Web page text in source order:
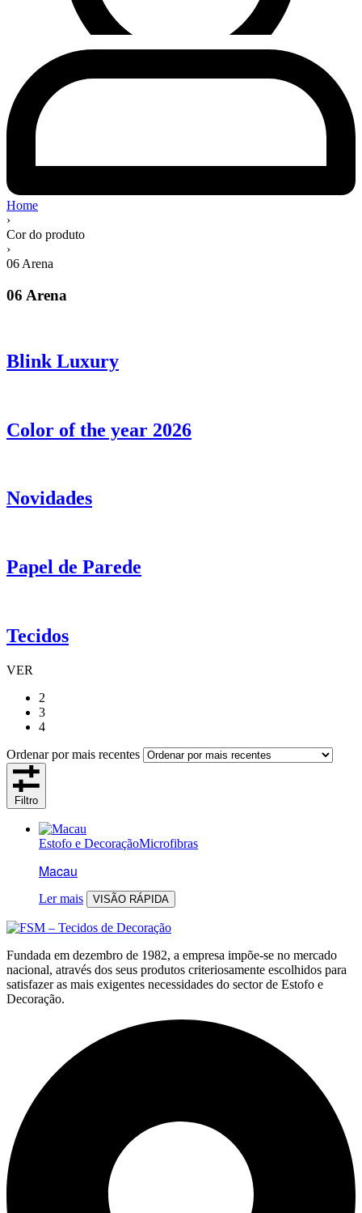
Home
›
Cor do produto
›
06 Arena
06 Arena
Blink Luxury
Color of the year 2026
Novidades
Papel de Parede
Tecidos
VER
2
3
4
Ordenar por mais recentes
Filtro
Estofo e DecoraçãoMicrofibras
Macau
Ler mais VISÃO RÁPIDA
Fundada em dezembro de 1982, a empresa impõe-se no mercado
nacional, através dos seus produtos criteriosamente escolhidos para
satisfazer as mais exigentes necessidades do sector de Estofo e
Decoração.